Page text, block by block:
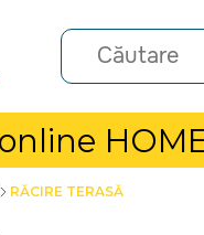
RĂCIRE TERASĂ